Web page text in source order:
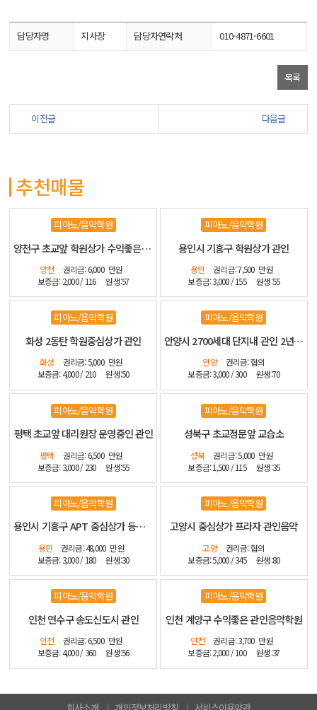
담당자명 지사장 담당자연락처 010-4871-6601
목록
이전글 다음글
추천매물
피아노/음악학원
양천구 초교앞 학원상가 수익좋은 관인
양천 권리금: 6,000 만원
보증금: 2,000 / 116
원생:57
피아노/음악학원
용인시 기흥구 학원상가 관인
용인 권리금: 7,500 만원
보증금: 3,000 / 155
원생:55
피아노/음악학원
화성 2동탄 학원중심상가 관인
화성 권리금: 5,000 만원
보증금: 4,000 / 210
원생:50
피아노/음악학원
안양시 2700세대 단지내 관인 2년전 신설 인테리어 좋습니다
안양
권리금: 협의
보증금: 3,000 / 300
원생:70
피아노/음악학원
평택 초교앞 대리원장 운영중인 관인
평택 권리금: 6,500 만원
보증금: 3,000 / 230
원생:55
피아노/음악학원
성북구 초교정문앞 교습소
성북 권리금: 5,000 만원
보증금: 1,500 / 115
원생:35
피아노/음악학원
용인시 기흥구 APT 중심상가 등기매매 인테리어 최상
용인 권리금: 48,000 만원
보증금: 3,000 / 180
원생:30
피아노/음악학원
고양시 중심상가 프라자 관인음악
고양
권리금: 협의
보증금: 5,000 / 345
원생:80
피아노/음악학원
인천 연수구 송도신도시 관인
인천 권리금: 6,500 만원
보증금: 4,000 / 360
원생:56
피아노/음악학원
인천 계양구 수익좋은 관인음악학원
인천 권리금: 3,700 만원
보증금: 2,000 / 100
원생:37